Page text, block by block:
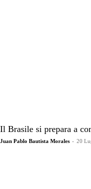
Il Brasile si prepara a
Juan Pablo Bautista Morales - 20